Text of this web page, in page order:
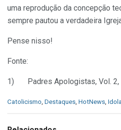
uma reprodução da concepção
sempre pautou a verdadeira
Pense nisso!
Fonte:
1) Padres Apologistas, Vol. 2,
C
e
Catolicismo, Destaques, HotNews,